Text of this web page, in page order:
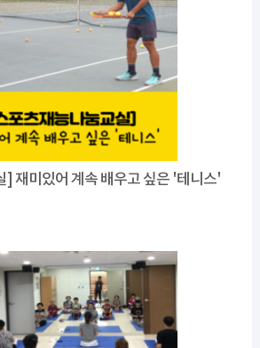
] 재미있어 계속 배우고 싶은 '테니스'